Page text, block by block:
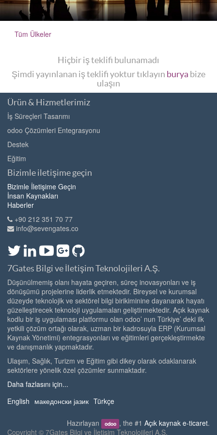
Tüm Ülkeler
Hiçbir iş teklifi bulunamadı
Şimdi yayınlanan iş teklifi yoktur tıklayın burya bize
ulaşın
Ürün & Hizmetlerimiz
İş Süreçleri Tasarımı
odoo Çözümleri Entegrasyonu
Destek
Eğitim
Bizimle iletişime geçin
Bizimle İletişime Geçin
İnsan Kaynakları
Haberler
+90 212 351 70 77
info@sevengates.co
7Gates Bilgi ve İletişim Teknolojileri A.Ş.
Düşünülmemiş olanı hayata geçiren, süreç inovasyonları ve iş
dönüşümü projelerine liderlik etmektedir. Bireysel ve kurumsal
düzeyde teknolojik ve sektörel bilgi birikiminine dayanarak hayatı
güzelleştirecek teknoloji uygulamaları geliştirmektedir. Açık kaynak
kodlu bir iş uygulaması platformu olan odoo’ nun Türkiye’ deki ilk
yetkili çözüm ortağı olarak, uzman bir kadrosuyla ERP (Kurumsal
Kaynak Yönetimi) entegrasyonları ve eğitimleri gerçekleştirmekte
ve danışmanlık yapmaktadır.
Ulaşım, Sağlık, Turizm ve Eğitim gibi dikey olarak odaklanarak
sektörlere yönelik özel çözümler sunmaktadır.
Daha fazlasını için...
English македонски јазик Türkçe
Hazırlayan odoo , the #1 Açık kaynak e-ticaret.
Copyright © 7Gates Bilgi ve İletişim Teknolojileri A.Ş.